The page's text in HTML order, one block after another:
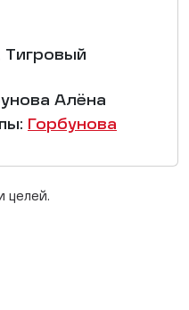
Тигровый
Алёна
Горбунова
целей.